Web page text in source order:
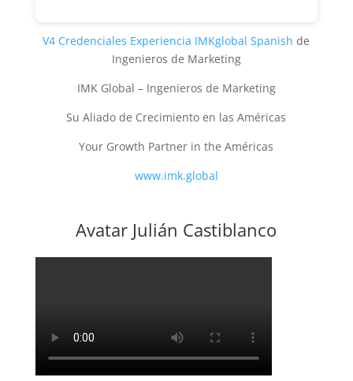
V4 Credenciales Experiencia IMKglobal Spanish de
Ingenieros de Marketing
IMK Global – Ingenieros de Marketing
Su Aliado de Crecimiento en las Américas
Your Growth Partner in the Américas
www.imk.global
Avatar Julián Castiblanco